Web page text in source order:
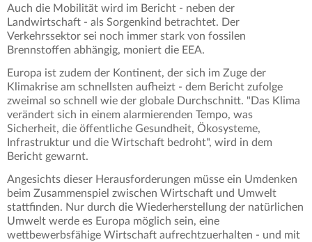
Auch die Mobilität wird im Bericht - neben der
Landwirtschaft - als Sorgenkind betrachtet. Der
Verkehrssektor sei noch immer stark von fossilen
Brennstoffen abhängig, moniert die EEA.
Europa ist zudem der Kontinent, der sich im Zuge der
Klimakrise am schnellsten aufheizt - dem Bericht zufolge
zweimal so schnell wie der globale Durchschnitt. "Das Klima
verändert sich in einem alarmierenden Tempo, was
Sicherheit, die öffentliche Gesundheit, Ökosysteme,
Infrastruktur und die Wirtschaft bedroht", wird in dem
Bericht gewarnt.
Angesichts dieser Herausforderungen müsse ein Umdenken
beim Zusammenspiel zwischen Wirtschaft und Umwelt
stattfinden. Nur durch die Wiederherstellung der natürlichen
Umwelt werde es Europa möglich sein, eine
wettbewerbsfähige Wirtschaft aufrechtzuerhalten - und mit